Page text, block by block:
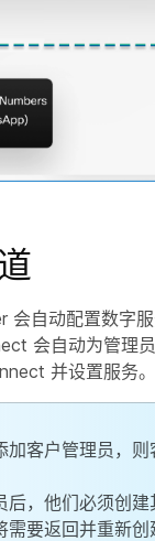
会自动配置数字
会自动为管理
并设置服务。
加客户管理员，
后，他们必须创
需要返回并重新